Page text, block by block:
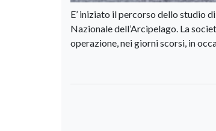
E’ iniziato il percorso dello studio
Nazionale dell’Arcipelago. La
operazione, nei giorni scorsi, in